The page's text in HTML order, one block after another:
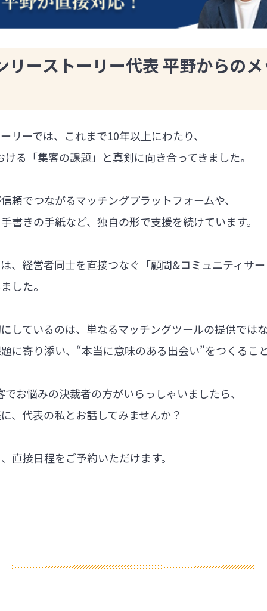
リーストーリー代表 平野からの
リーでは、これまで10年以上にわたり、
る「集客の課題」と真剣に向き合ってきました。
頼でつながるマッチングプラットフォームや、
書きの手紙など、独自の形で支援を続けています。
、経営者同士を直接つなぐ「顧問&コミュニティサ
した。
しているのは、単なるマッチングツールの提供では
に寄り添い、“本当に意味のある出会い”をつくるこ
お悩みの決裁者の方がいらっしゃいましたら、
、代表の私とお話してみませんか？
直接日程をご予約いただけます。